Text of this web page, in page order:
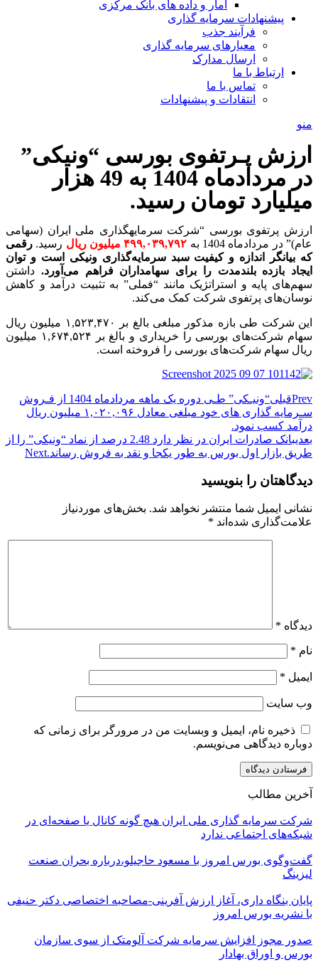
آمار و داده های بانک مرکزی
پیشنهادات سرمایه گذاری
فرآیند جذب
معیارهای سرمایه گذاری
ارسال مدارک
ارتباط با ما
تماس با ما
انتقادات و پیشنهادات
منو
ارزش پـرتفوی بورسی “ونیکی”
در مردادماه 1404 به 49 هزار
میلیارد تومان رسید.
ارزش پرتفوی بورسی “شرکت سرمایه­گذاری ملی ایران (سهامی
عام)” در مردادماه 1404 به
۴۹۹,۰۳۹,۷۹۲ میلیون ریال رسید. رقمی
که بیانگر اندازه و کیفیت سبد سرمایه‌گذاری ونیکی است و توان
ایجاد بازده بلندمدت را برای سهامداران فراهم می‌آورد. داشتن
سهم‌های پایه و استراتژیک مانند “فملی” به تثبیت درآمد و کاهش
نوسان‌های پرتفوی شرکت کمک می‌کند.
این شرکت طی بازه مذکور مبلغی بالغ بر ۱,۵۲۳,۴۷۰ میلیون ریال
سهام شرکت‌های بورسی را خریداری و بالغ بر ۱,۶۷۴,۵۲۴ میلیون
ریال سهام شرکت‌های بورسی را فروخته است.
Prevقبلی
“ونیـکی” طـی دوره یک ماهه مرداد‌ماه 1404 از فـروش
سـرمایه گذاری های خود مبلغی معادل ۱,۰۲۰,۰۹۶ میلیون ریال
درآمد کسب نمود.
بعدی
بانک صادرات ایران در نظر دارد 2.48 درصد از نماد “ونیکی” را از
طریق بازار اول بورس به طور یکجا و نقد به فروش رساند.Next
دیدگاهتان را بنویسید
نشانی ایمیل شما منتشر نخواهد شد. بخش‌های موردنیاز
علامت‌گذاری شده‌اند *
دیدگاه *
نام *
ایمیل *
وب‌ سایت
ذخیره نام، ایمیل و وبسایت من در مرورگر برای زمانی که
دوباره دیدگاهی می‌نویسم.
آخرین مطالب
شرکت سرمایه گذاری ملی ایران هیچ گونه کانال یا صفحه‌ای در
شبکه‌های اجتماعی ندارد
گفت‌وگوی بورس امروز با مسعود حاجیلو،درباره بحران صنعت
لیزینگ
پایان بنگاه داری، آغاز ارزش آفرینی-مصاحبه اختصاصی دکتر حنیفی
با نشریه بورس امروز
صدور مجوز افزایش سرمایه شرکت آلومتک از سوی سازمان
بورس و اوراق بهادار